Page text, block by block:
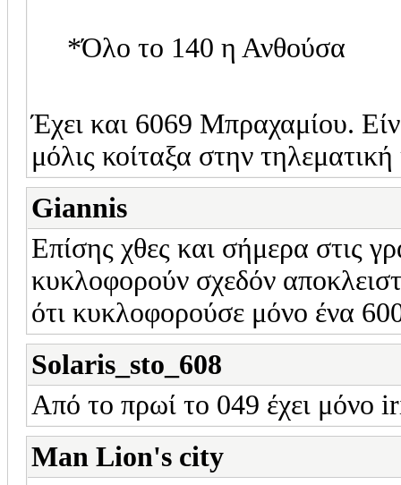
*Όλο το 140 η Ανθούσα
Έχει και 6069 Μπραχαμίου.
μόλις κοίταξα στην τηλεματική
Giannis
Επίσης χθες και σήμερα στις
κυκλοφορούν σχεδόν
ότι κυκλοφορούσε μόνο ένα
Solaris_sto_608
Από το πρωί το 049 έχει μόνο
Man Lion's city